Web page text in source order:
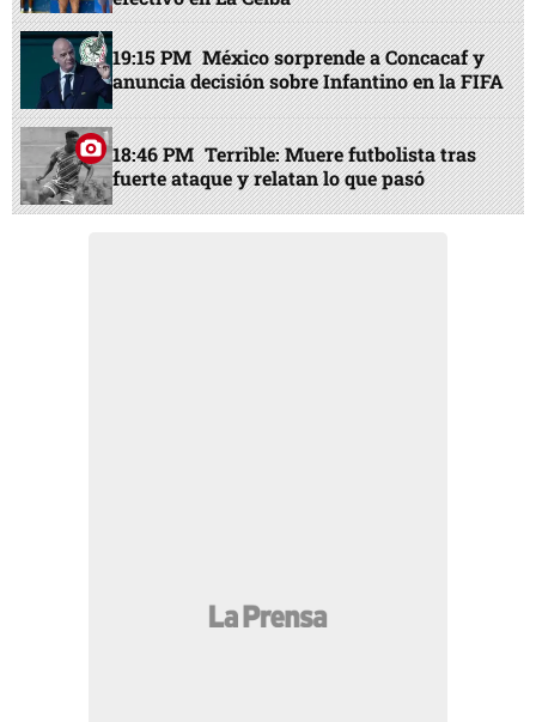
19:15 PM México sorprende a Concacaf y
anuncia decisión sobre Infantino en la FIFA
18:46 PM Terrible: Muere futbolista tras
fuerte ataque y relatan lo que pasó